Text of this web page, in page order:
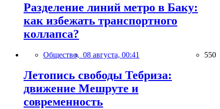
Разделение линий метро в Баку:
как избежать транспортного
коллапса?
Общество, 08 августа, 00:41 550
Летопись свободы Тебриза:
движение Мешруте и
современность